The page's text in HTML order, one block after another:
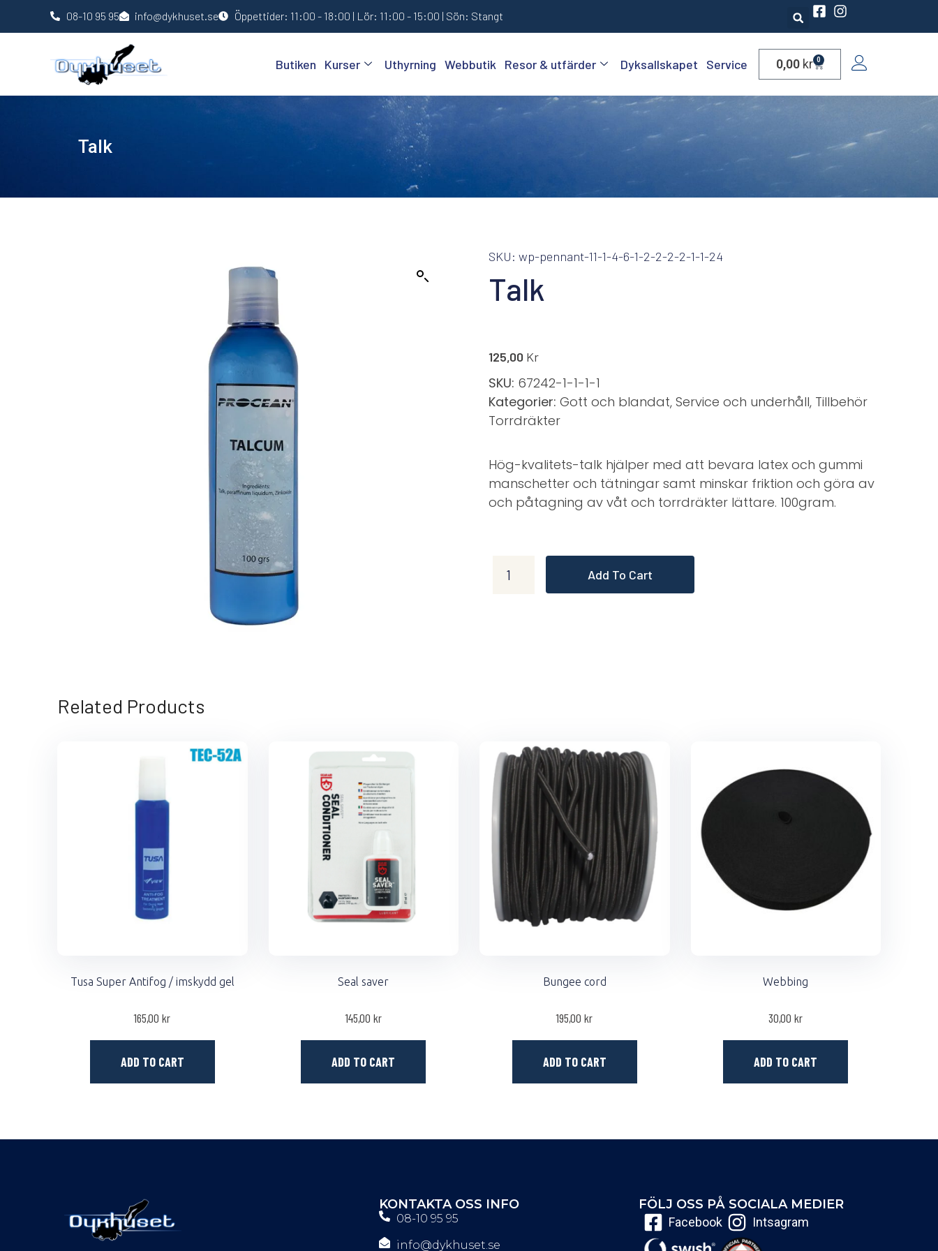
08-10 95 95 info@dykhuset.se Öppettider: 11:00 - 18:00 | Lör: 11:00 - 15:00 | Sön: Stangt
Butiken Kurser Uthyrning Webbutik Resor & utfärder Dyksallskapet Service 0,00 kr 0
Talk
SKU: wp-pennant-11-1-4-6-1-2-2-2-2-1-1-24
Talk
125,00 Kr
SKU: 67242-1-1-1-1
Kategorier: Gott och blandat, Service och underhåll, Tillbehör
Torrdräkter
Hög-kvalitets-talk hjälper med att bevara latex och gummi
manschetter och tätningar samt minskar friktion och göra av
och påtagning av våt och torrdräkter lättare. 100gram.
Add To Cart
Related Products
Tusa Super Antifog / imskydd gel
165,00kr
ADD TO CART
Seal saver
145,00 kr
ADD TO CART
Bungee cord
195,00kr
ADD TO CART
Webbing
30,00kr
ADD TO CART
KONTAKTA OSS INFO
08-10 95 95
info@dykhuset.se
FÖLJ OSS PÅ SOCIALA MEDIER
Facebook Intsagram